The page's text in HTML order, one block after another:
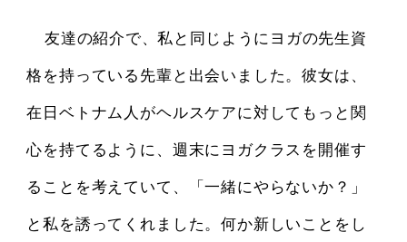
友達の紹介で、私と同じようにヨガの先生資
格を持っている先輩と出会いました。彼女は、
在日ベトナム人がヘルスケアに対してもっと関
心を持てるように、週末にヨガクラスを開催す
ることを考えていて、「一緒にやらないか？」
と私を誘ってくれました。何か新しいことをし